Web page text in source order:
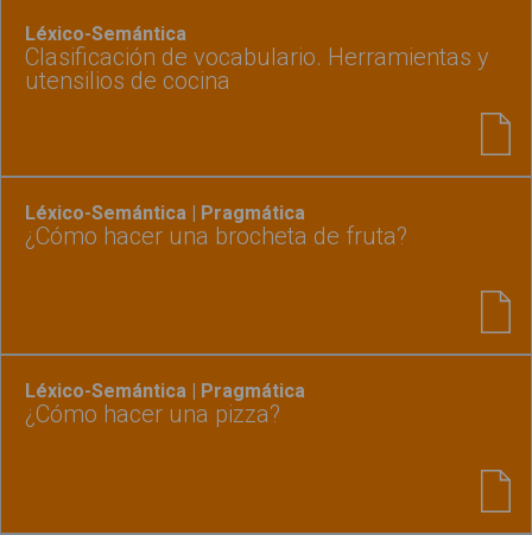
Léxico-Semántica
Clasificación de vocabulario. Herramientas y
utensilios de cocina
Léxico-Semántica | Pragmática
¿Cómo hacer una brocheta de fruta?
Léxico-Semántica | Pragmática
¿Cómo hacer una pizza?